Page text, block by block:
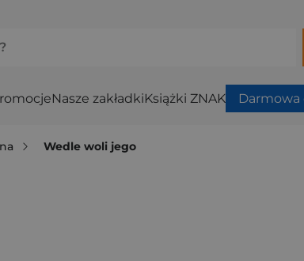
Nasze zakładkiKsiążki ZNAK Darmowa
Wedle woli jego